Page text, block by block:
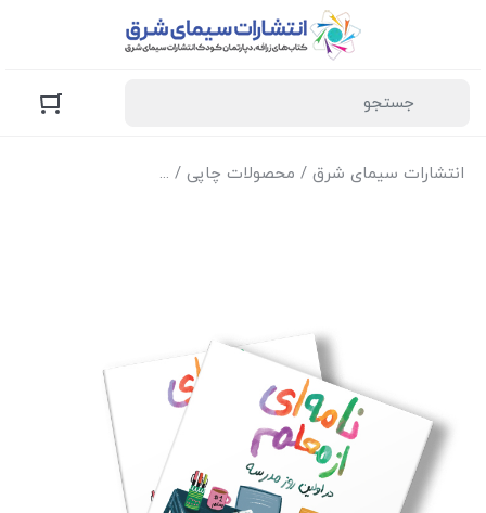
انتشارات سیمای شرق / محصولات چاپی / کتاب‌های زرافه (کودک